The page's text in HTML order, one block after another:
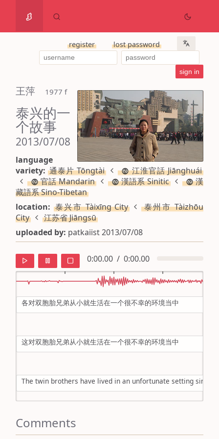
register lost password
王萍 1977 f
泰兴的一
个故事
2013/07/08
language
variety:通泰片 Tōngtài
江淮官話 Jiānghuái
官話 Mandarin
漢語系 Sinitic
漢
藏語系 Sino-Tibetan
location: 泰兴市 Tàixīng City
泰州市 Tàizhōu
City
江苏省 Jiāngsū
uploaded by: patkaiist 2013/07/08
0:00.00 / 0:00.00
default
mandarin
english
各对双胞胎兄弟从小就生活在一个很不幸的环境当中
这对双胞胎兄弟从小就生活在一个很不幸的环境当中
The twin brothers have lived in an unfortunate setting since
Comments